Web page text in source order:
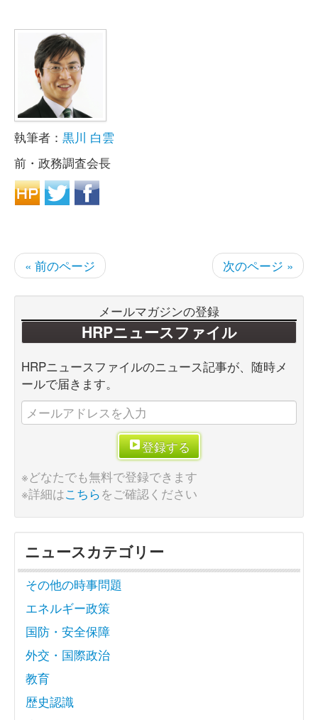
執筆者： 黒川 白雲
前・政務調査会長
« 前のページ 次のページ »
メールマガジンの登録
HRPニュースファイル
HRPニュースファイルのニュース記事が、随時メ
ールで届きます。
登録する
※どなたでも無料で登録できます
※詳細はこちらをご確認ください
ニュースカテゴリー
その他の時事問題
エネルギー政策
国防・安全保障
外交・国際政治
教育
歴史認識